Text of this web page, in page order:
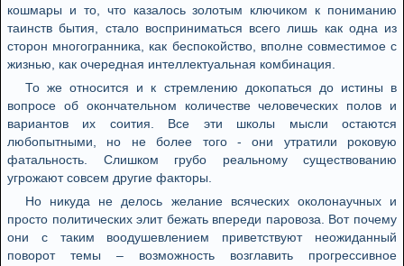
кошмары и то, что казалось золотым ключиком к пониманию
таинств бытия, стало восприниматься всего лишь как одна из
сторон многогранника, как беспокойство, вполне совместимое с
жизнью, как очередная интеллектуальная комбинация.
То же относится и к стремлению докопаться до истины в
вопросе об окончательном количестве человеческих полов и
вариантов их соития. Все эти школы мысли остаются
любопытными, но не более того - они утратили роковую
фатальность. Слишком грубо реальному существованию
угрожают совсем другие факторы.
Но никуда не делось желание всяческих околонаучных и
просто политических элит бежать впереди паровоза. Вот почему
они с таким воодушевлением приветствуют неожиданный
поворот темы – возможность возглавить прогрессивное